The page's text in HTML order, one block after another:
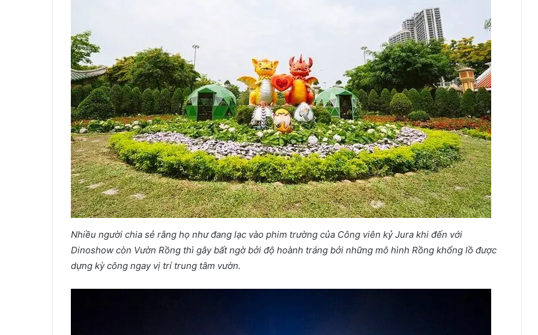
Nhiều người chia sẻ rằng họ như đang lạc vào phim trường của Công viên kỷ Jura khi đến với
Dinoshow còn Vườn Rồng thì gây bất ngờ bởi độ hoành tráng bởi những mô hình Rồng khổng lồ được
dựng kỳ công ngay vị trí trung tâm vườn.